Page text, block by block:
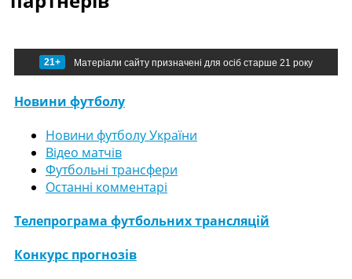
21+ Матеріали сайту призначені для осіб старше 21 року
Новини футболу
Новини футболу України
Відео матчів
Футбольні трансфери
Останні комментарі
Телепрограма футбольних трансляцій
Конкурс прогнозів